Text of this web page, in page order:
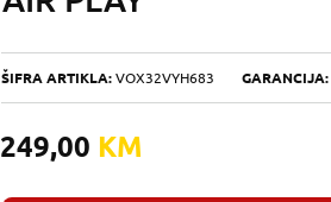
ŠIFRA ARTIKLA: VOX32VYH683 GARANCIJA:
249,00 KM